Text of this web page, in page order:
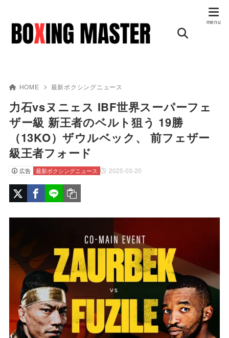
HOME 最新ボクシングニュース
力石vsヌニェス IBF世界スーパーフェ
ザー級 新王者のベルト狙う 19勝
（13KO）ザウルベック、 前フェザー
級王者フォード
広告 2025-03-20
最新ボクシングニュース